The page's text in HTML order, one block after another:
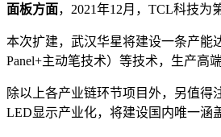
面板方面，2021年12月，TCL科技为
本次扩建，武汉华星将建设一条产能
Panel+主动笔技术）等技术，生产高
除以上各产业链环节项目外，另值得
LED显示产业化，将建设国内唯一涵